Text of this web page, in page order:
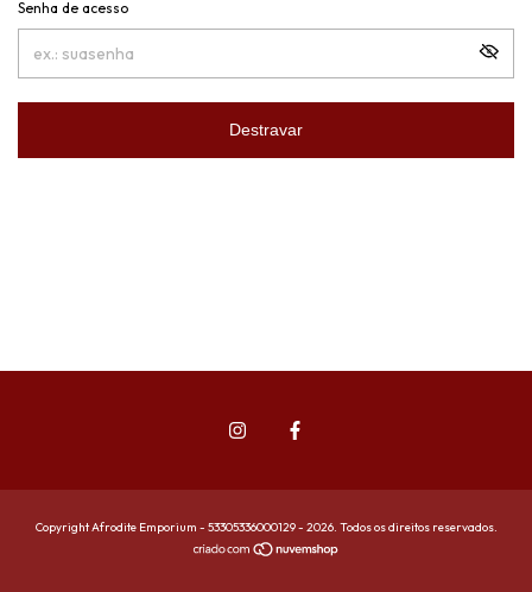
Senha de acesso
Destravar
Copyright Afrodite Emporium - 53305336000129 - 2026. Todos os direitos reservados.